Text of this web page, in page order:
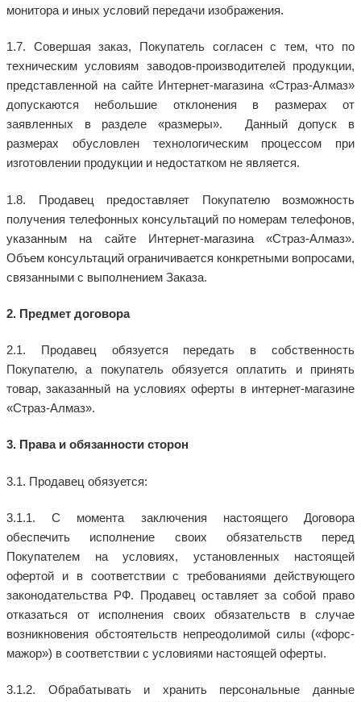
монитора и иных условий передачи изображения.
1.7. Совершая заказ, Покупатель согласен с тем, что по
техническим условиям заводов-производителей продукции,
представленной на сайте Интернет-магазина «Страз-Алмаз»
допускаются небольшие отклонения в размерах от
заявленных в разделе «размеры». Данный допуск в
размерах обусловлен технологическим процессом при
изготовлении продукции и недостатком не является.
1.8. Продавец предоставляет Покупателю возможность
получения телефонных консультаций по номерам телефонов,
указанным на сайте Интернет-магазина «Страз-Алмаз».
Объем консультаций ограничивается конкретными вопросами,
связанными с выполнением Заказа.
2. Предмет договора
2.1. Продавец обязуется передать в собственность
Покупателю, а покупатель обязуется оплатить и принять
товар, заказанный на условиях оферты в интернет-магазине
«Страз-Алмаз».
3. Права и обязанности сторон
3.1. Продавец обязуется:
3.1.1. С момента заключения настоящего Договора
обеспечить исполнение своих обязательств перед
Покупателем на условиях, установленных настоящей
офертой и в соответствии с требованиями действующего
законодательства РФ. Продавец оставляет за собой право
отказаться от исполнения своих обязательств в случае
возникновения обстоятельств непреодолимой силы («форс-
мажор») в соответствии с условиями настоящей оферты.
3.1.2. Обрабатывать и хранить персональные данные